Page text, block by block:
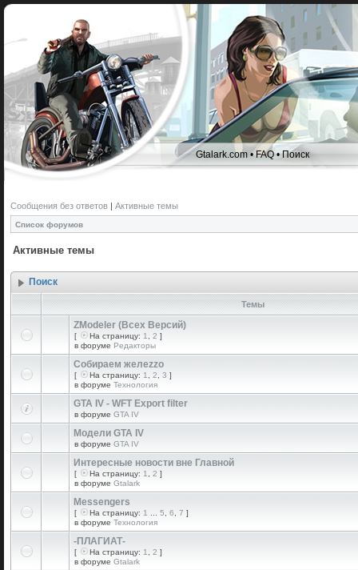
Gtalark.com •FAQ•Поиск
Сообщения без ответов | Активные темы
Список форумов
Активные темы
Поиск
Темы
ZModeler (Всех Версий)
[ На страницу: 1 2 ]
в форуме Редакторы
Собираем желеzzо
[ На страницу: 1 2 3 ]
в форуме Технология
GTA IV - WFT Export filter
в форуме GTA IV
Модели GTA IV
в форуме GTA IV
Интересные новости вне Главной
[ На страницу: 1 2 ]
в форуме Gtalark
Messengers
[ На страницу: 1 5 6 7 ]
в форуме Технология
-ПЛАГИАТ-
[ На страницу: 1 2 ]
в форуме Gtalark